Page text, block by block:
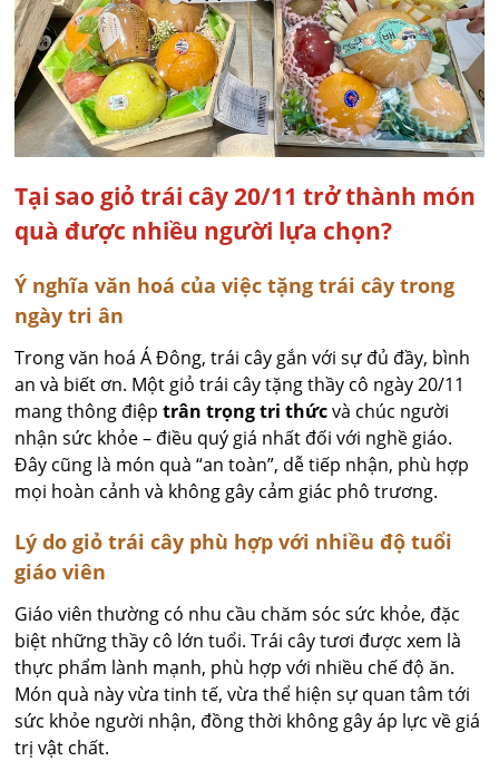
Tại sao giỏ trái cây 20/11 trở thành món
quà được nhiều người lựa chọn?
Ý nghĩa văn hoá của việc tặng trái cây trong
ngày tri ân
Trong văn hoá Á Đông, trái cây gắn với sự đủ đầy, bình
an và biết ơn. Một giỏ trái cây tặng thầy cô ngày 20/11
mang thông điệptrân trọng tri thứcvà chúc người
nhận sức khỏe – điều quý giá nhất đối với nghề giáo.
Đây cũng là món quà “an toàn”, dễ tiếp nhận, phù hợp
mọi hoàn cảnh và không gây cảm giác phô trương.
Lý do giỏ trái cây phù hợp với nhiều độ tuổi
giáo viên
Giáo viên thường có nhu cầu chăm sóc sức khỏe, đặc
biệt những thầy cô lớn tuổi. Trái cây tươi được xem là
thực phẩm lành mạnh, phù hợp với nhiều chế độ ăn.
Món quà này vừa tinh tế, vừa thể hiện sự quan tâm tới
sức khỏe người nhận, đồng thời không gây áp lực về giá
trị vật chất.